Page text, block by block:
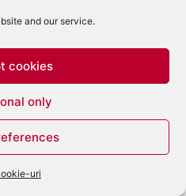
and our service.
cookies
only
uri